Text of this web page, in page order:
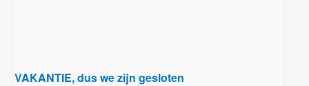
VAKANTIE, dus we zijn gesloten